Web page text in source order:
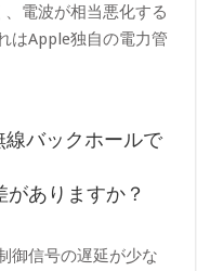
電波が相当悪化する
はApple独自の電力管
バックホールで
ありますか？
御信号の遅延が少な